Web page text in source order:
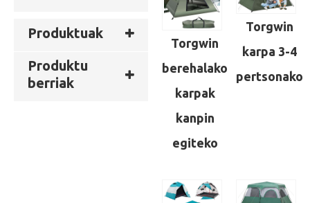
Produktuak
Produktu
berriak
Torgwin
berehalako
karpak
kanpin
egiteko
Torgwin
karpa 3-4
pertsonako